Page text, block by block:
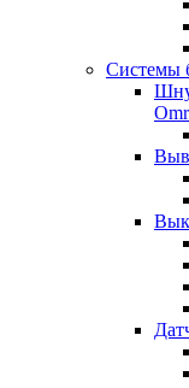
Системы